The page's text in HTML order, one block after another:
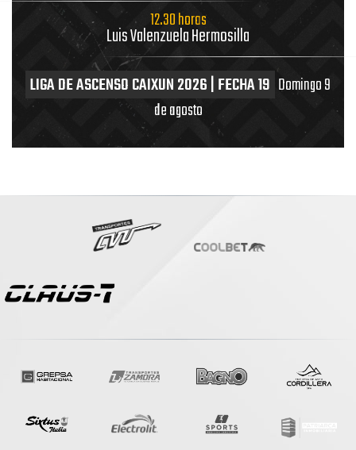
12.30 horas
Luis Valenzuela Hermosilla
LIGA DE ASCENSO CAIXUN 2026 | FECHA 19 Domingo 9
de agosto